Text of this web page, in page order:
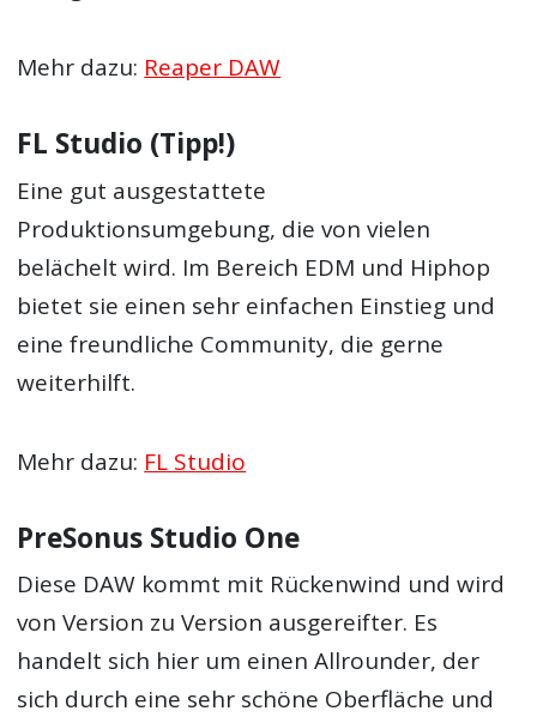
Mehr dazu: Reaper DAW
FL Studio (Tipp!)
Eine gut ausgestattete
Produktionsumgebung, die von vielen
belächelt wird. Im Bereich EDM und Hiphop
bietet sie einen sehr einfachen Einstieg und
eine freundliche Community, die gerne
weiterhilft.
Mehr dazu: FL Studio
PreSonus Studio One
Diese DAW kommt mit Rückenwind und wird
von Version zu Version ausgereifter. Es
handelt sich hier um einen Allrounder, der
sich durch eine sehr schöne Oberfläche und